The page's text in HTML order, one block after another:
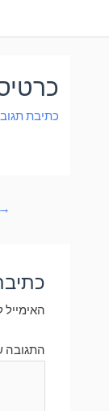
כתיבת
→
האימייל
התגובה